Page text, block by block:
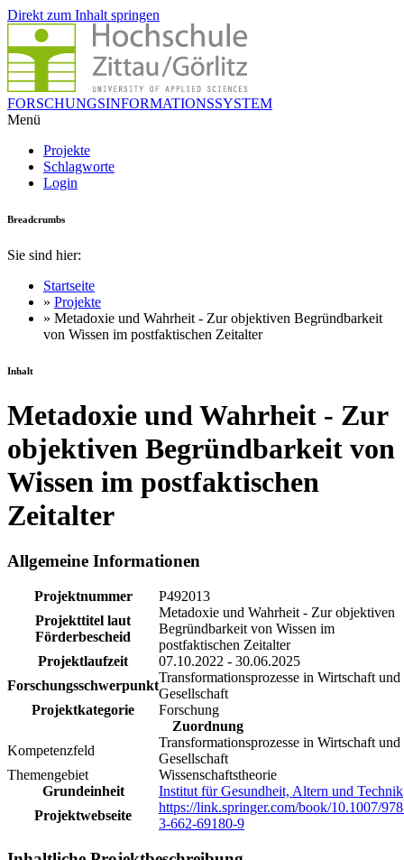
Direkt zum Inhalt springen
FORSCHUNGSINFORMATIONSSYSTEM
Menü
Projekte
Schlagworte
Login
Breadcrumbs
Sie sind hier:
Startseite
» Projekte
» Metadoxie und Wahrheit - Zur objektiven Begründbarkeit
von Wissen im postfaktischen Zeitalter
Inhalt
Metadoxie und Wahrheit - Zur
objektiven Begründbarkeit von
Wissen im postfaktischen
Zeitalter
Allgemeine Informationen
Projektnummer
P492013
Projekttitel laut
Förderbescheid
Metadoxie und Wahrheit - Zur objektiven
Begründbarkeit von Wissen im
postfaktischen Zeitalter
Projektlaufzeit
07.10.2022 - 30.06.2025
Forschungsschwerpunkt
Transformationsprozesse in Wirtschaft und
Gesellschaft
Projektkategorie
Forschung
Zuordnung
Kompetenzfeld
Transformationsprozesse in Wirtschaft und
Gesellschaft
Themengebiet
Wissenschaftstheorie
Grundeinheit
Institut für Gesundheit, Altern und Technik
Projektwebseite
https://link.springer.com/book/10.1007/
3-662-69180-9